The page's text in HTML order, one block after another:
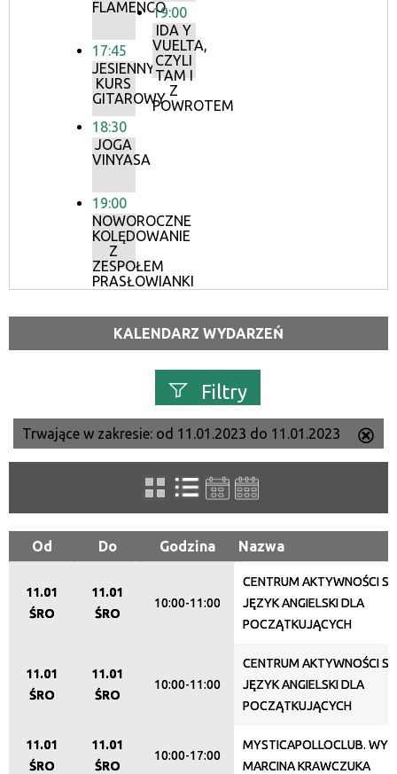
FLAMENCO
17:45
JESIENNY
KURS
GITAROWY
18:30
JOGA
VINYASA
19:00
NOWOROCZNE
KOLĘDOWANIE
Z
ZESPOŁEM
PRASŁOWIANKI
19:00
IDA Y
VUELTA,
CZYLI
TAM I
Z
POWROTEM
KALENDARZ WYDARZEŃ
Filtry
Szukana fraza
Kategoria
Trwające w zakresie
Trwające w zakresie: od 11.01.2023 do 11.01.2023
ten
Od Do Godzina Nazwa
11.01
ŚRO
11.01
ŚRO
10:00-11:00
CENTRUM AKTYWNOŚCI
JĘZYK ANGIELSKI DLA
POCZĄTKUJĄCYCH
11.01
ŚRO
11.01
ŚRO
10:00-11:00
CENTRUM AKTYWNOŚCI
JĘZYK ANGIELSKI DLA
POCZĄTKUJĄCYCH
11.01
ŚRO
11.01
ŚRO
10:00-17:00
MYSTICAPOLLOCLUB.
MARCINA KRAWCZUKA